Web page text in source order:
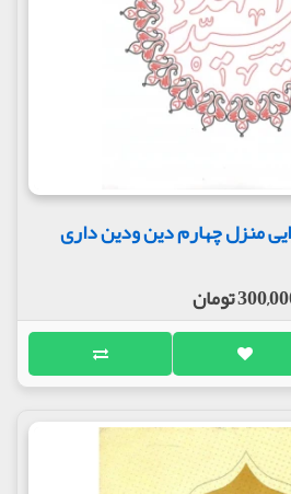
منزل چهارم دین ودین داری
تومان